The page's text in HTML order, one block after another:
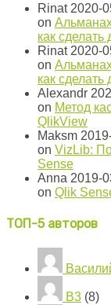
Rinat 2020-
on
как
Rinat 2020-
on
как
Alexandr
on Метод
QlikView
Maksm
on VizLib:
Sense
Anna 2019-
on Qlik
ТОП-5 авторов
B3 (8)